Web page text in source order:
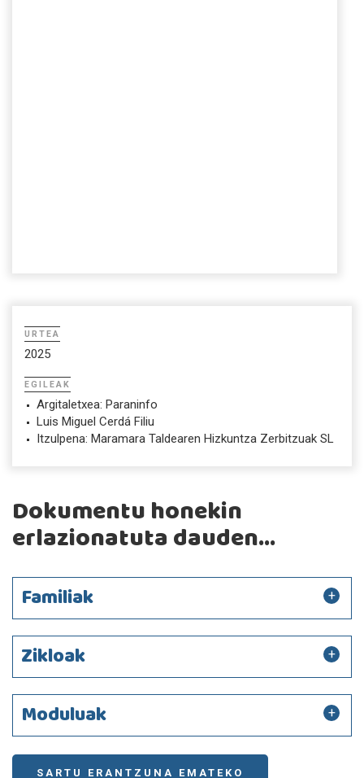
URTEA
2025
EGILEAK
Argitaletxea: Paraninfo
Luis Miguel Cerdá Filiu
Itzulpena: Maramara Taldearen Hizkuntza Zerbitzuak SL
Dokumentu honekin
erlazionatuta dauden...
Familiak
Zikloak
Moduluak
SARTU ERANTZUNA EMATEKO